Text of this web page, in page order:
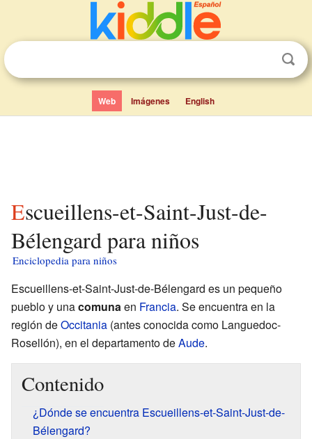
Web Imágenes English
Escueillens-et-Saint-Just-de-
Bélengard para niños
Enciclopedia para niños
Escueillens-et-Saint-Just-de-Bélengard es un pequeño
pueblo y unacomunaen Francia. Se encuentra en la
región deOccitania (antes conocida como Languedoc-
Rosellón), en el departamento deAude.
Contenido
¿Dónde se encuentra Escueillens-et-Saint-Just-de-
Bélengard?